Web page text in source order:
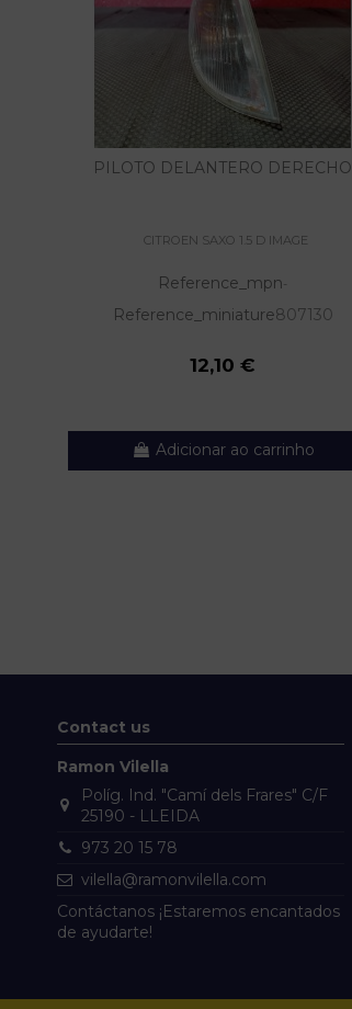
PILOTO DELANTERO DERECHO
CITROEN SAXO 1.5 D IMAGE
Reference_mpn-
Reference_miniature807130
12,10 €
Adicionar ao carrinho
Contact us
Ramon Vilella
Políg. Ind. "Camí dels Frares" C/F
25190 - LLEIDA
973 20 15 78
vilella@ramonvilella.com
Contáctanos ¡Estaremos encantados
de ayudarte!